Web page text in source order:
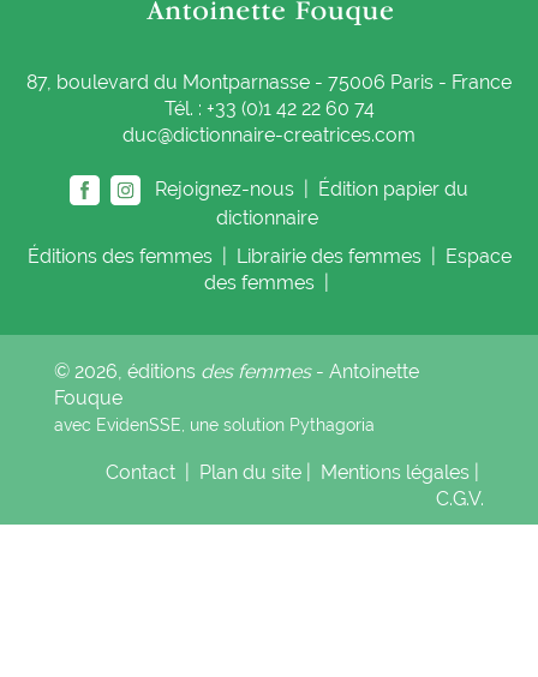
87, boulevard du Montparnasse - 75006 Paris - France
Tél. : +33 (0)1 42 22 60 74
duc@dictionnaire-creatrices.com
Rejoignez-nous |
Édition papier du
dictionnaire
Éditions des femmes Librairie des femmes
Espace
des femmes
© 2026, éditions des femmes- Antoinette
Fouque
avec EvidenSSE, une solution Pythagoria
Contact Plan du site Mentions légales
C.G.V.